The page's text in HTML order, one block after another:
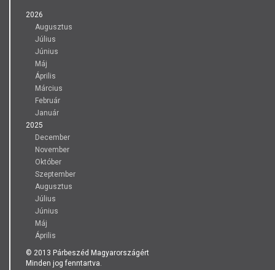
2026
Augusztus
Július
Június
Máj
Április
Március
Február
Január
2025
December
November
Október
Szeptember
Augusztus
Július
Június
Máj
Április
© 2013 Párbeszéd Magyarországért
Minden jog fenntartva.